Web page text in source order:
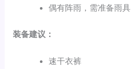
偶有阵雨，需准备雨具
装备建议：
速干衣裤